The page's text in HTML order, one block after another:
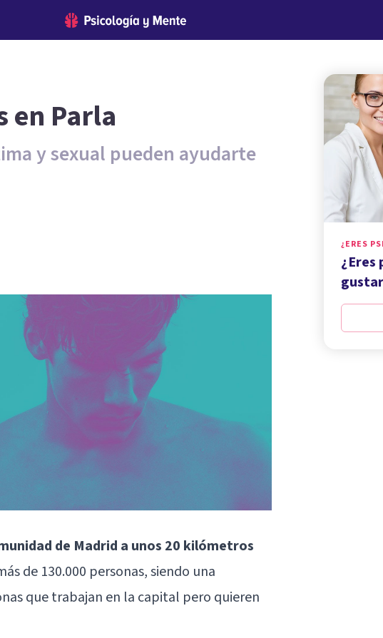
en Parla
y sexual pueden ayudarte
de Madrid a unos 20 kilómetros
de 130.000 personas, siendo una
que trabajan en la capital pero quieren
¿ERES
¿Eres